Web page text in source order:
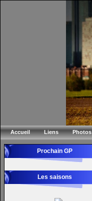
Accueil Liens Photos
Prochain GP
Les saisons